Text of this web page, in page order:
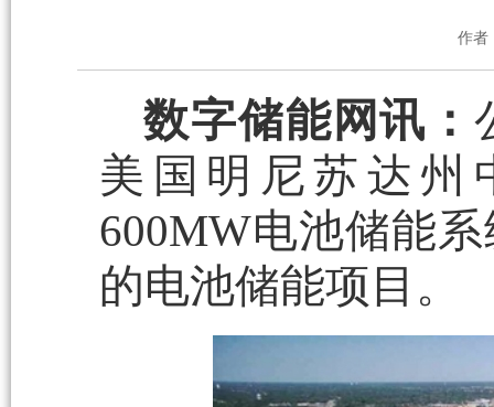
作者
数字储能网讯：
美国明尼苏达州
600MW电池储能
的电池储能项目。